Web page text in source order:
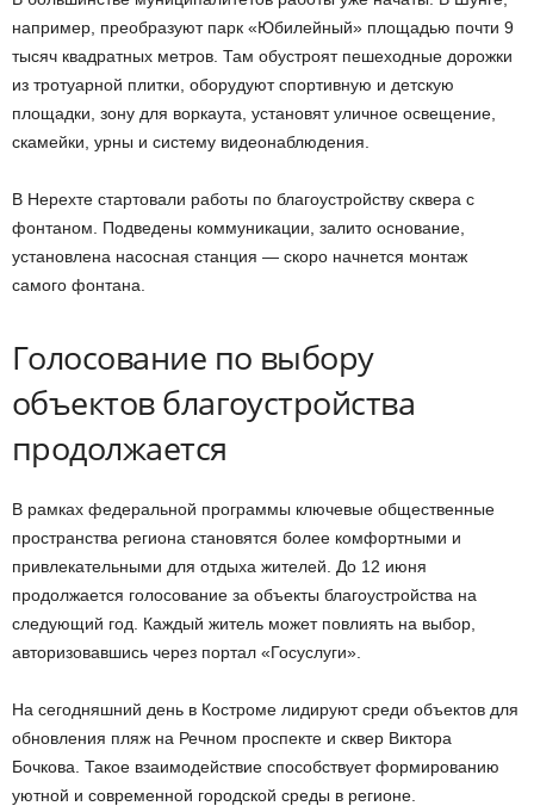
например, преобразуют парк «Юбилейный» площадью почти 9
тысяч квадратных метров. Там обустроят пешеходные дорожки
из тротуарной плитки, оборудуют спортивную и детскую
площадки, зону для воркаута, установят уличное освещение,
скамейки, урны и систему видеонаблюдения.
В Нерехте стартовали работы по благоустройству сквера с
фонтаном. Подведены коммуникации, залито основание,
установлена насосная станция — скоро начнется монтаж
самого фонтана.
Голосование по выбору
объектов благоустройства
продолжается
В рамках федеральной программы ключевые общественные
пространства региона становятся более комфортными и
привлекательными для отдыха жителей. До 12 июня
продолжается голосование за объекты благоустройства на
следующий год. Каждый житель может повлиять на выбор,
авторизовавшись через портал «Госуслуги».
На сегодняшний день в Костроме лидируют среди объектов для
обновления пляж на Речном проспекте и сквер Виктора
Бочкова. Такое взаимодействие способствует формированию
уютной и современной городской среды в регионе.